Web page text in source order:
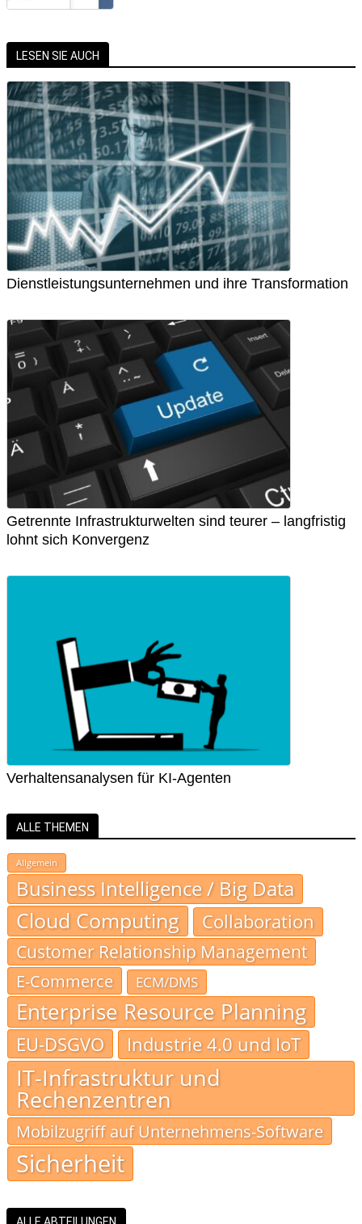
LESEN SIE AUCH
Dienstleistungsunternehmen und ihre Transformation
Getrennte Infrastrukturwelten sind teurer – langfristig
lohnt sich Konvergenz
Verhaltensanalysen für KI-Agenten
ALLE THEMEN
Allgemein
Business Intelligence / Big Data
Cloud Computing Collaboration
Customer Relationship Management
E-Commerce
ECM/DMS
Enterprise Resource Planning
EU-DSGVO Industrie 4.0 und IoT
IT-Infrastruktur und
Rechenzentren
Mobilzugriff auf Unternehmens-Software
Sicherheit